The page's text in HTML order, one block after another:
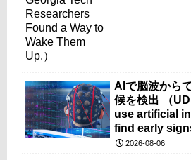
AIで脳波から
候を検出 （
use artificial
find early
brain-wave
2026-08-06